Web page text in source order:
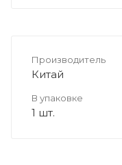
Производитель
Китай
В упаковке
1 шт.